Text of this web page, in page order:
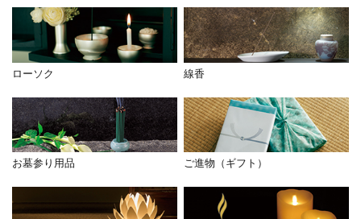
ローソク 線香
お墓参り用品 ご進物（ギフト）